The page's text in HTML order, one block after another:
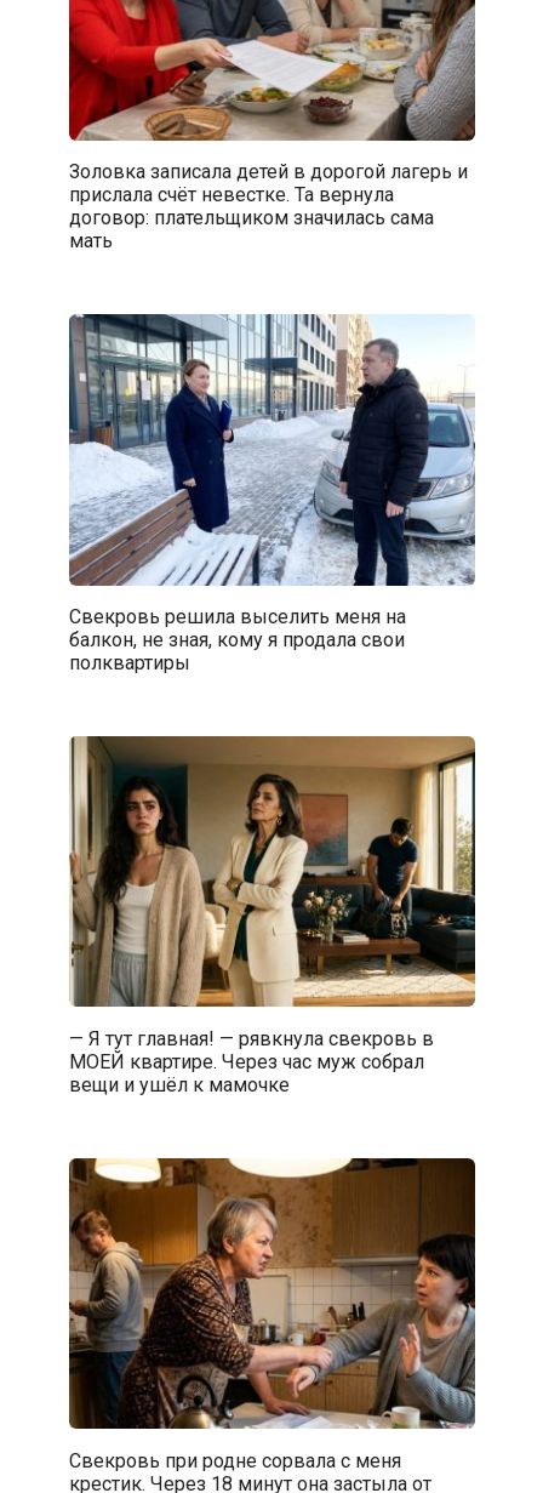
Золовка записала детей в дорогой лагерь и
прислала счёт невестке. Та вернула
договор: плательщиком значилась сама
мать
Свекровь решила выселить меня на
балкон, не зная, кому я продала свои
полквартиры
— Я тут главная! — рявкнула свекровь в
МОЕЙ квартире. Через час муж собрал
вещи и ушёл к мамочке
Свекровь при родне сорвала с меня
крестик. Через 18 минут она застыла от